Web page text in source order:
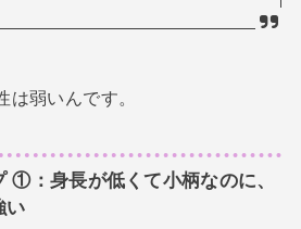
は弱いんです。
①：身長が低くて小柄なのに、
い